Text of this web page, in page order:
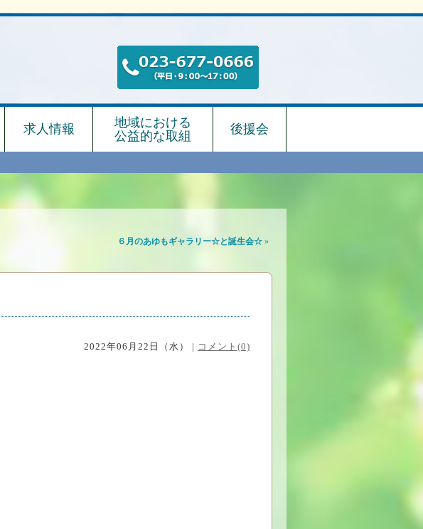
求人情報
地域における
公益的な取組
後援会
６月のあゆもギャラリー☆と誕生会☆ »
2022年06月22日（水） | コメント(0)